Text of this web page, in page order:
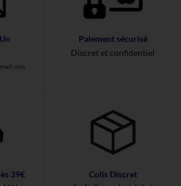
Paiement sécurisé
Discret et confidentiel
39€
Colis Discret